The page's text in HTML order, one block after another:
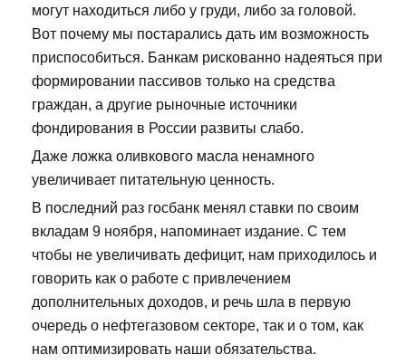
могут находиться либо у груди, либо за головой.
Вот почему мы постарались дать им возможность
приспособиться. Банкам рискованно надеяться при
формировании пассивов только на средства
граждан, а другие рыночные источники
фондирования в России развиты слабо.
Даже ложка оливкового масла ненамного
увеличивает питательную ценность.
В последний раз госбанк менял ставки по своим
вкладам 9 ноября, напоминает издание. С тем
чтобы не увеличивать дефицит, нам приходилось и
говорить как о работе с привлечением
дополнительных доходов, и речь шла в первую
очередь о нефтегазовом секторе, так и о том, как
нам оптимизировать наши обязательства.